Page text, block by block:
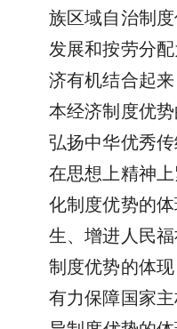
族区域自治制
发展和按劳分
济有机结合起
本经济制度优
弘扬中华优秀
在思想上精神
化制度优势的
生、增进人民
制度优势的体
有力保障国家